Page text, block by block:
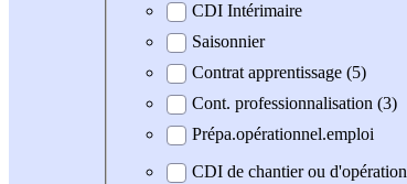
CDI Intérimaire
Saisonnier
Contrat apprentissage (5)
Cont. professionnalisation (3)
Prépa.opérationnel.emploi
CDI de chantier ou d'opération